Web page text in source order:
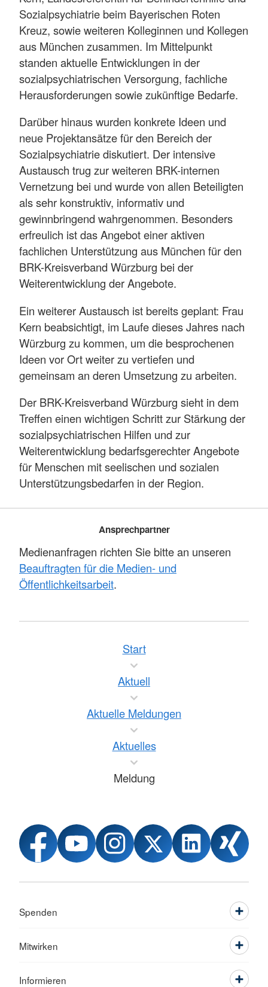
Sozialpsychiatrie beim Bayerischen Roten
Kreuz, sowie weiteren Kolleginnen und Kollegen
aus München zusammen. Im Mittelpunkt
standen aktuelle Entwicklungen in der
sozialpsychiatrischen Versorgung, fachliche
Herausforderungen sowie zukünftige Bedarfe.
Darüber hinaus wurden konkrete Ideen und
neue Projektansätze für den Bereich der
Sozialpsychiatrie diskutiert. Der intensive
Austausch trug zur weiteren BRK-internen
Vernetzung bei und wurde von allen Beteiligten
als sehr konstruktiv, informativ und
gewinnbringend wahrgenommen. Besonders
erfreulich ist das Angebot einer aktiven
fachlichen Unterstützung aus München für den
BRK-Kreisverband Würzburg bei der
Weiterentwicklung der Angebote.
Ein weiterer Austausch ist bereits geplant: Frau
Kern beabsichtigt, im Laufe dieses Jahres nach
Würzburg zu kommen, um die besprochenen
Ideen vor Ort weiter zu vertiefen und
gemeinsam an deren Umsetzung zu arbeiten.
Der BRK-Kreisverband Würzburg sieht in dem
Treffen einen wichtigen Schritt zur Stärkung der
sozialpsychiatrischen Hilfen und zur
Weiterentwicklung bedarfsgerechter Angebote
für Menschen mit seelischen und sozialen
Unterstützungsbedarfen in der Region.
Ansprechpartner
Medienanfragen richten Sie bitte an unseren
Beauftragten für die Medien- und
Öffentlichkeitsarbeit.
Start
Aktuell
Aktuelle Meldungen
Aktuelles
Meldung
Spenden
Mitwirken
Informieren